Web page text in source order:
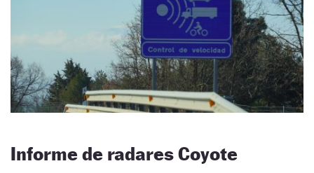
Informe de radares Coyote